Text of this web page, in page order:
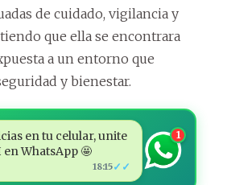
de cuidado, vigilancia y
que ella se encontrara
a un entorno que
y bienestar.
en tu celular, unite
en WhatsApp 🤩
18:15✓✓
1